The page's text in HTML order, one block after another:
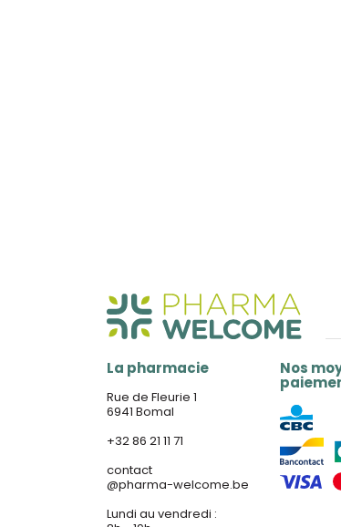
La pharmacie
Rue de Fleurie 1
6941 Bomal
+32 86 21 11 71
contact
@pharma-welcome.be
Lundi au vendredi :
Nos